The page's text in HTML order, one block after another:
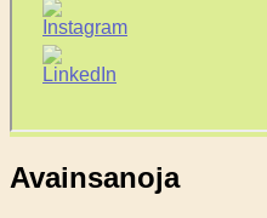
Avainsanoja